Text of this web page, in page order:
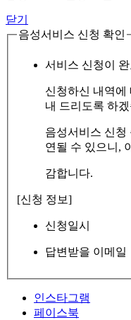
닫기
음성서비스 신청 확인
서비스 신청이
신청하신 내역에
내 드리도록 하
음성서비스 신청
연될 수 있으니,
감합니다.
[신청 정보]
신청일시
답변받을 이메일
인스타그램
페이스북